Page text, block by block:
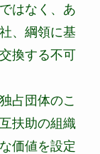
はなく、あ
、綱領に基
換する不可
占団体のこ
扶助の組織
価値を設定